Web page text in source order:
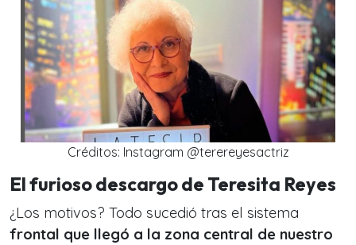
Créditos: Instagram @terereyesactriz
El furioso descargo de Teresita Reyes
¿Los motivos? Todo sucedió tras el sistema
frontal que llegó a la zona central de nuestro